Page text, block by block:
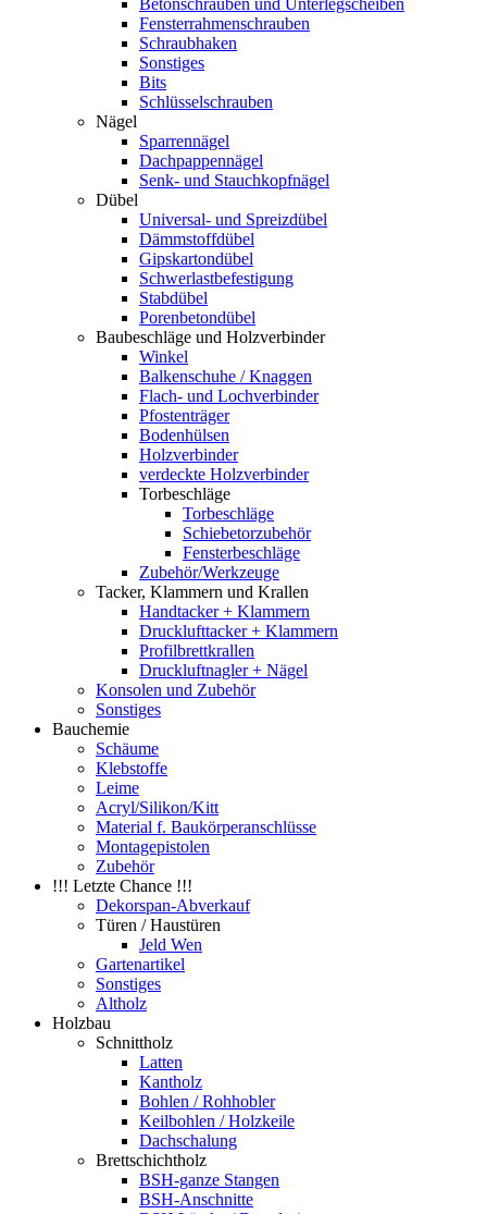
Betonschrauben und Unterlegscheiben
Fensterrahmenschrauben
Schraubhaken
Sonstiges
Bits
Schlüsselschrauben
Nägel
Sparrennägel
Dachpappennägel
Senk- und Stauchkopfnägel
Dübel
Universal- und Spreizdübel
Dämmstoffdübel
Gipskartondübel
Schwerlastbefestigung
Stabdübel
Porenbetondübel
Baubeschläge und Holzverbinder
Winkel
Balkenschuhe / Knaggen
Flach- und Lochverbinder
Pfostenträger
Bodenhülsen
Holzverbinder
verdeckte Holzverbinder
Torbeschläge
Torbeschläge
Schiebetorzubehör
Fensterbeschläge
Zubehör/Werkzeuge
Tacker, Klammern und Krallen
Handtacker + Klammern
Drucklufttacker + Klammern
Profilbrettkrallen
Druckluftnagler + Nägel
Konsolen und Zubehör
Sonstiges
Bauchemie
Schäume
Klebstoffe
Leime
Acryl/Silikon/Kitt
Material f. Baukörperanschlüsse
Montagepistolen
Zubehör
!!! Letzte Chance !!!
Dekorspan-Abverkauf
Türen / Haustüren
Jeld Wen
Gartenartikel
Sonstiges
Altholz
Holzbau
Schnittholz
Latten
Kantholz
Bohlen / Rohhobler
Keilbohlen / Holzkeile
Dachschalung
Brettschichtholz
BSH-ganze Stangen
BSH-Anschnitte